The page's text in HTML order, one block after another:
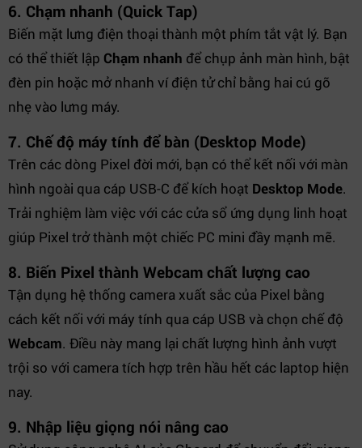
6. Chạm nhanh (Quick Tap)
Biến mặt lưng điện thoại thành một phím tắt vật lý. Bạn
có thể thiết lập Chạm nhanh để chụp ảnh màn hình, bật
đèn pin hoặc mở nhanh ví điện tử chỉ bằng hai cú gõ
nhẹ vào lưng máy.
7. Chế độ máy tính để bàn (Desktop Mode)
Trên các dòng Pixel đời mới, bạn có thể kết nối với màn
hình ngoài qua cáp USB-C để kích hoạt Desktop Mode.
Trải nghiệm làm việc với các cửa sổ ứng dụng linh hoạt
giúp Pixel trở thành một chiếc PC mini đầy mạnh mẽ.
8. Biến Pixel thành Webcam chất lượng cao
Tận dụng hệ thống camera xuất sắc của Pixel bằng
cách kết nối với máy tính qua cáp USB và chọn chế độ
Webcam. Điều này mang lại chất lượng hình ảnh vượt
trội so với camera tích hợp trên hầu hết các laptop hiện
nay.
9. Nhập liệu giọng nói nâng cao